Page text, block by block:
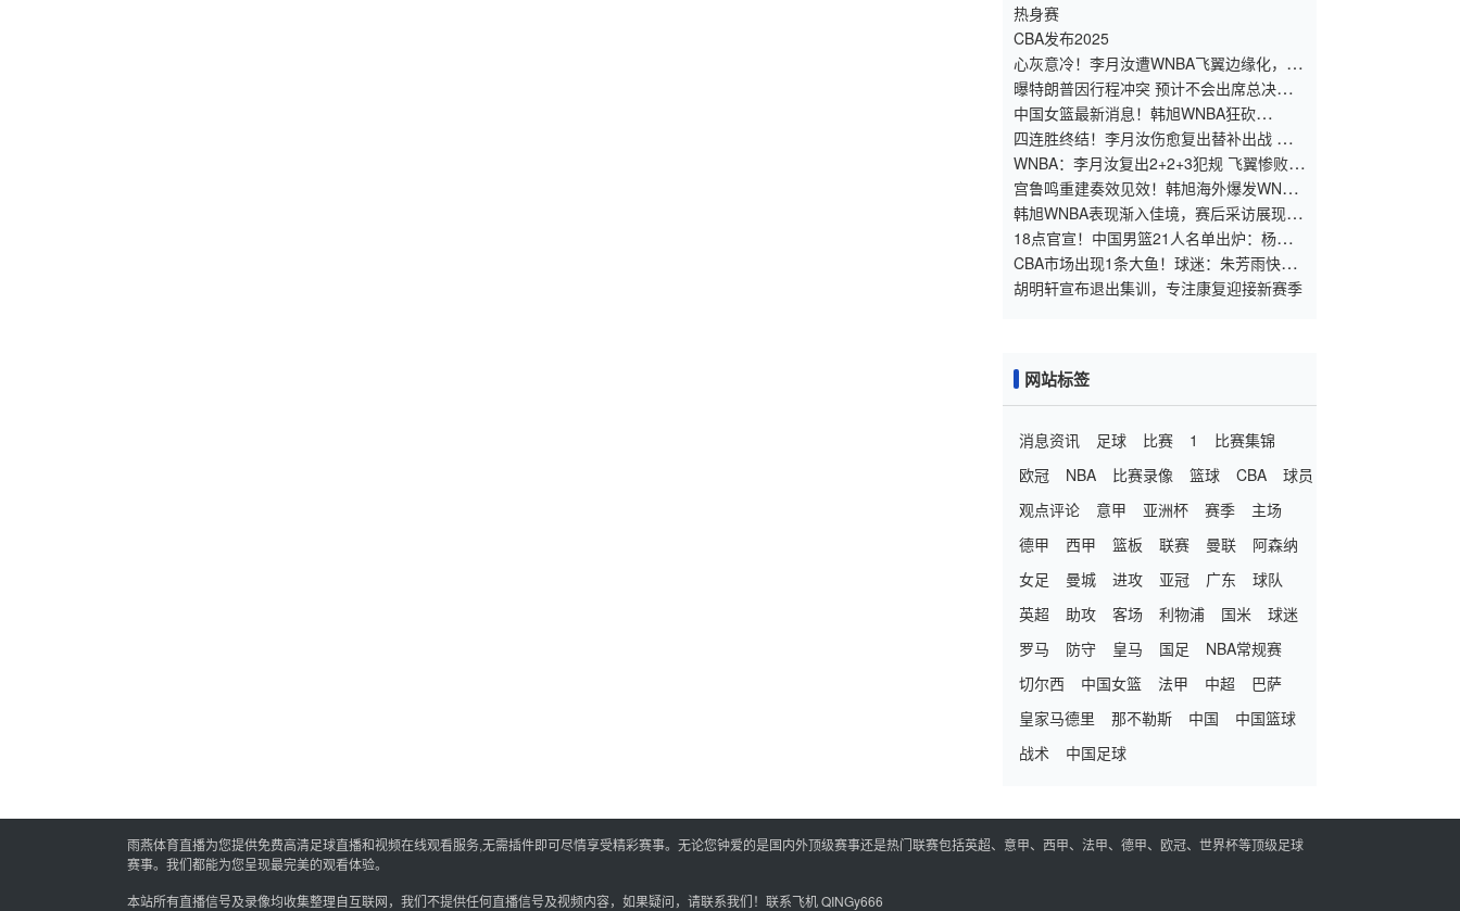
热身赛
CBA发布2025
心灰意冷！李月汝遭WNBA飞翼边缘化，直
言失望无助状态低迷
曝特朗普因行程冲突 预计不会出席总决赛
G4
中国女篮最新消息！韩旭WNBA狂砍
14+6+2+2，李月汝边缘化，李梦无球可
打！
四连胜终结！李月汝伤愈复出替补出战 飞
翼客场惨败联盟第一山猫
WNBA：李月汝复出2+2+3犯规 飞翼惨败难
阻联盟第一8连胜
宫鲁鸣重建奏效见效！韩旭海外爆发WNBA
生涯破400分，李梦被弃用
韩旭WNBA表现渐入佳境，赛后采访展现高
情商，中国女篮的排面啊！
18点官宣！中国男篮21人名单出炉：杨瀚
森、王俊杰领衔，赵睿落选
CBA市场出现1条大鱼！球迷：朱芳雨快下
手
胡明轩宣布退出集训，专注康复迎接新赛季
网站标签
消息资讯 足球 比赛 1
比赛集锦
欧冠
NBA 比赛录像 篮球 CBA
球员
观点评论
意甲 亚洲杯 赛季
主场
德甲
西甲 篮板 联赛 曼联
阿森纳
女足
曼城 进攻 亚冠 广东
球队
英超
助攻 客场 利物浦 国米
球迷
罗马
防守 皇马 国足
NBA常规赛
切尔西
中国女篮 法甲 中超
巴萨
皇家马德里
那不勒斯 中国
中国篮球
战术
中国足球
雨燕体育直播为您提供免费高清足球直播和视频在线观看服务,无需插件即可尽情享受精彩赛事。无论您钟爱的是国内外顶级赛事还是热门联赛包括英超、意甲、西甲、法甲、德甲、欧冠、世界杯等顶级足球
赛事。我们都能为您呈现最完美的观看体验。
本站所有直播信号及录像均收集整理自互联网，我们不提供任何直播信号及视频内容，如果疑问，请联系我们！联系飞机 QINGy666